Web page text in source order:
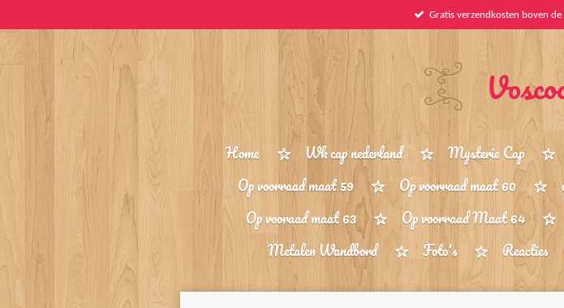
hoofdinhoud
Gratis verzendkosten boven
Home Wk cap nederland Mysterie Cap
Op voorraad maat 59
Op voorraad maat 60
Op vooraad maat 63
Op voorraad Maat 64
Metalen Wandbord
Foto's Reacties